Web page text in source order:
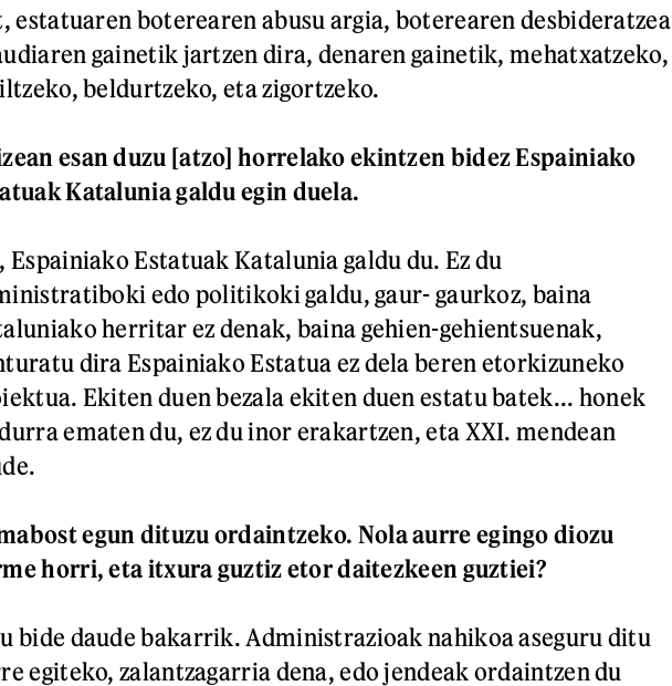
estatuaren boterearen abusu argia, boterearen
gainetik jartzen dira, denaren gainetik, mehatxatzeko,
beldurtzeko, eta zigortzeko.
esan duzu [atzo] horrelako ekintzen bidez Espainiako
Katalunia galdu egin duela.
Espainiako Estatuak Katalunia galdu du. Ez du
edo politikoki galdu, gaur- gaurkoz, baina
herritar ez denak, baina gehien-gehientsuenak,
dira Espainiako Estatua ez dela beren etorkizuneko
Ekiten duen bezala ekiten duen estatu batek... honek
ematen du, ez du inor erakartzen, eta XXI. mendean
egun dituzu ordaintzeko. Nola aurre egingo diozu
horri, eta itxura guztiz etor daitezkeen guztiei?
bide daude bakarrik. Administrazioak nahikoa aseguru ditu
egiteko, zalantzagarria dena, edo jendeak ordaintzen du